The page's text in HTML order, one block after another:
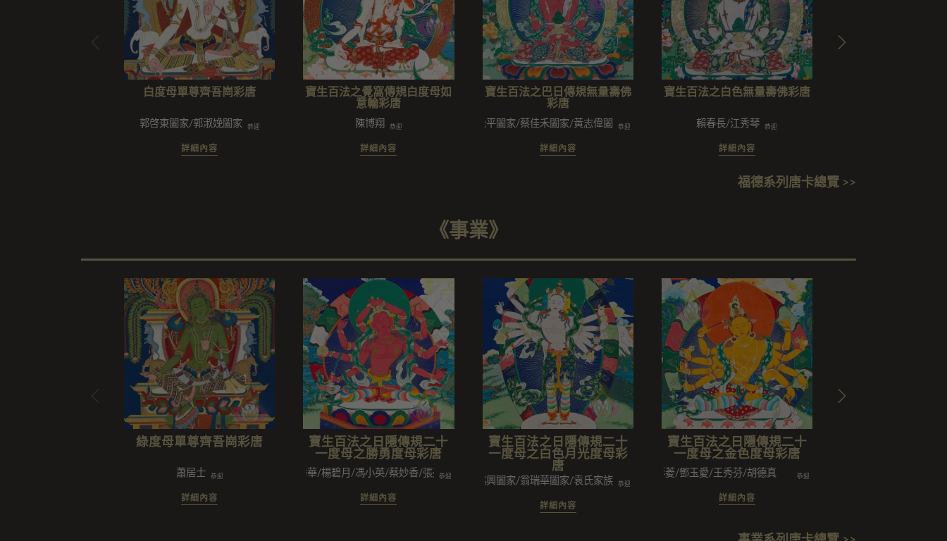
白度母單尊齊吾崗彩唐
郭啓東闔家/郭淑娩闔家 恭迎
詳細內容
寶生百法之覺窩傳規白度母如
意輪彩唐
陳博翔 恭迎
詳細內容
寶生百法之巴日傳規無量壽佛
彩唐
黃松平闔家/蔡佳禾闔家/黃志偉闔家 恭迎
詳細內容
寶生百法之白色無量壽佛彩唐
賴春長/江秀琴 恭迎
詳細內容
福德系列唐卡總覽 >>
《事業》
綠度母單尊齊吾崗彩唐
蕭居士 恭迎
詳細內容
寶生百法之日隱傳規二十
一度母之勝勇度母彩唐
謝秀華/楊碧月/馮小英/蔡妙香/張美美/黃月雲/陳月雲/鄭亞福
恭迎
詳細內容
寶生百法之日隱傳規二十
一度母之白色月光度母彩
唐
黃協興闔家/翁瑞華闔家/袁氏家族/李愛珠闔家
恭迎
詳細內容
寶生百法之日隱傳規二十
一度母之金色度母彩唐
陳彩菱/鄧玉愛/王秀芬/胡德真 恭迎
詳細內容
郭許美玉/許何淑貞/郭美妝闔